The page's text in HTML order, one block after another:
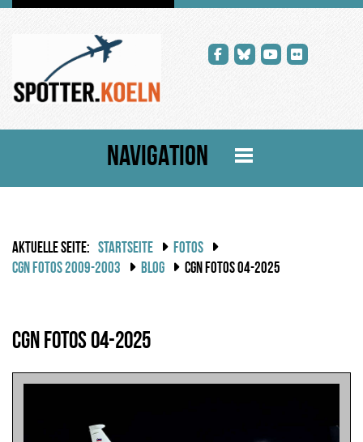
NAVIGATION
AKTUELLE SEITE: STARTSEITE
FOTOS
CGN FOTOS 2009-2003
BLOG CGN FOTOS 04-2025
CGN Fotos 04-2025